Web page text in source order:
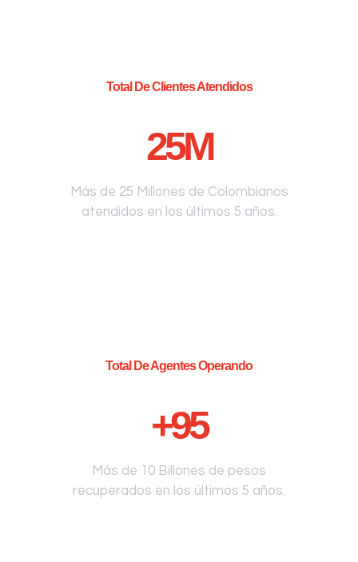
Total De Clientes Atendidos
25M
Más de 25 Millones de Colombianos
atendidos en los últimos 5 años.
Total De Agentes Operando
+95
Más de 10 Billones de pesos
recuperados en los últimos 5 años.